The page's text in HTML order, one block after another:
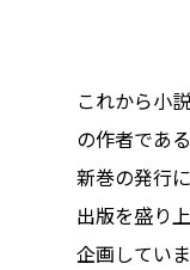
これから小
の作者であ
新巻の発行
出版を盛り
企画してい